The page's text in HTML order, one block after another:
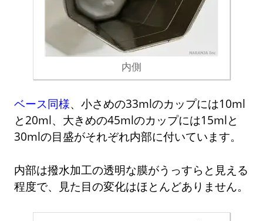
内側
ベース同様、小さめの33mlのカップには10ml
と20ml、大きめの45mlのカップには15mlと
30mlの目盛がそれぞれ内部に付いています。
内部は撥水加工の透明な膜がうっすらと見える
程度で、見た目の変化はほとんどありません。